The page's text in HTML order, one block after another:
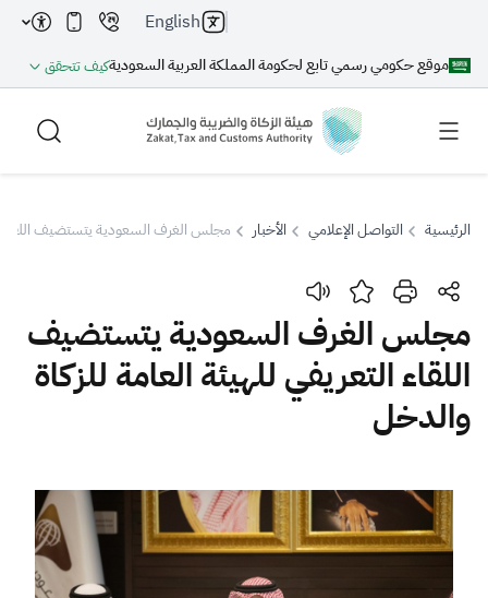
موقع حكومي رسمي تابع لحكومة المملكة العربية السعوديةكيف تتحقق
English
بحث
بحث بحث AI
اقتراحات
الزكاة الجمارك
ضريبة القيمة المضافة
الإقرار الضريبي
التصرفات العقارية
الرئيسية التواصل الإعلامي الأخبار مجلس الغرف السعودية يتستضيف اللقاء
مجلس الغرف السعودية يتستضيف
اللقاء التعريفي للهيئة العامة للزكاة
والدخل